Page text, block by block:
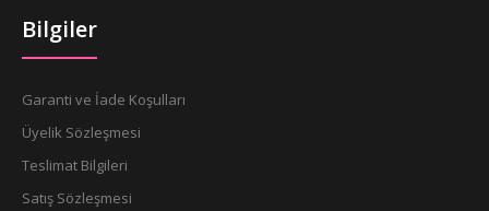
Bilgiler
Garanti ve İade Koşulları
Üyelik Sözleşmesi
Teslimat Bilgileri
Satış Sözleşmesi